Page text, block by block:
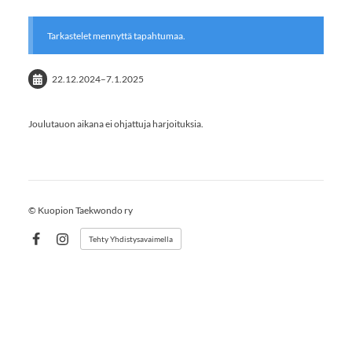
Tarkastelet mennyttä tapahtumaa.
22.12.2024–7.1.2025
Joulutauon aikana ei ohjattuja harjoituksia.
© Kuopion Taekwondo ry
Instagram
Tehty Yhdistysavaimella